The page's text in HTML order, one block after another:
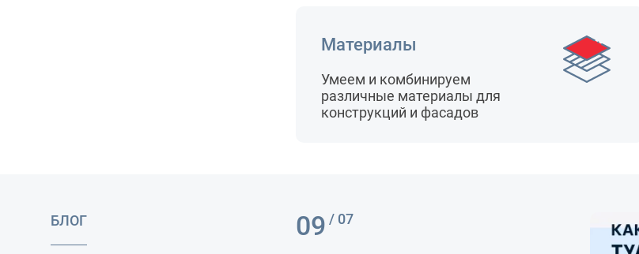
Материалы
Умеем и комбинируем
различные материалы для
конструкций и фасадов
БЛОГ 09 / 07